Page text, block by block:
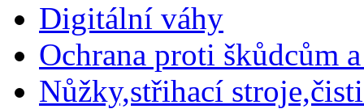
Digitální váhy
Ochrana proti škůdcům
Nůžky,střihací